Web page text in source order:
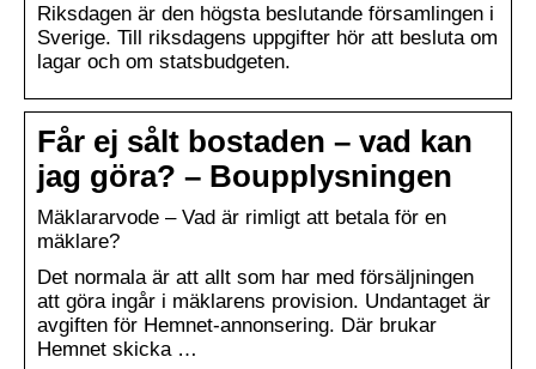
Riksdagen är den högsta beslutande församlingen i
Sverige. Till riksdagens uppgifter hör att besluta om
lagar och om statsbudgeten.
Får ej sålt bostaden – vad kan
jag göra? – Boupplysningen
Mäklararvode – Vad är rimligt att betala för en
mäklare?
Det normala är att allt som har med försäljningen
att göra ingår i mäklarens provision. Undantaget är
avgiften för Hemnet-annonsering. Där brukar
Hemnet skicka …